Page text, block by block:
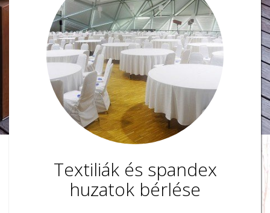
Textiliák és spandex
huzatok bérlése